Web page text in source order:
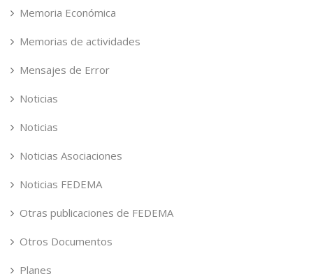
Memoria Económica
Memorias de actividades
Mensajes de Error
Noticias
Noticias
Noticias Asociaciones
Noticias FEDEMA
Otras publicaciones de FEDEMA
Otros Documentos
Planes